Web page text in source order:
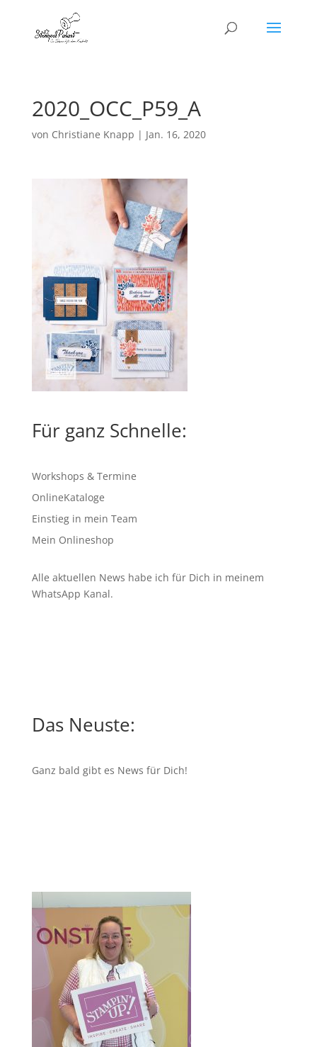
2020_OCC_P59_A
von Christiane Knapp | Jan. 16, 2020
Für ganz Schnelle:
Workshops & Termine
OnlineKataloge
Einstieg in mein Team
Mein Onlineshop
Alle aktuellen News habe ich für Dich in meinem
WhatsApp Kanal.
Das Neuste:
Ganz bald gibt es News für Dich!